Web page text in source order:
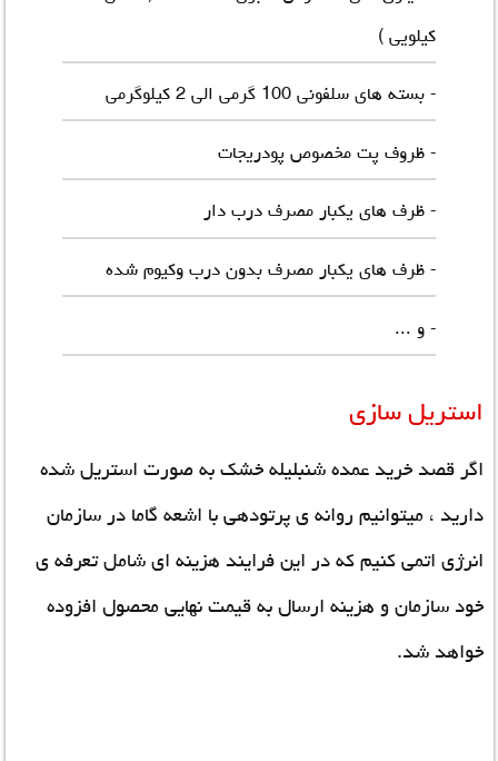
کیلویی )
- بسته های سلفونی 100 گرمی الی 2 کیلوگرمی
- ظروف پت مخصوص پودریجات
- ظرف های یکبار مصرف درب دار
- ظرف های یکبار مصرف بدون درب وکیوم شده
- و ...
استریل سازی
اگر قصد خرید عمده شنبلیله خشک به صورت استریل شده
دارید ، میتوانیم روانه ی پرتودهی با اشعه گاما در سازمان
انرژی اتمی کنیم که در این فرایند هزینه ای شامل تعرفه ی
خود سازمان و هزینه ارسال به قیمت نهایی محصول افزوده
خواهد شد.